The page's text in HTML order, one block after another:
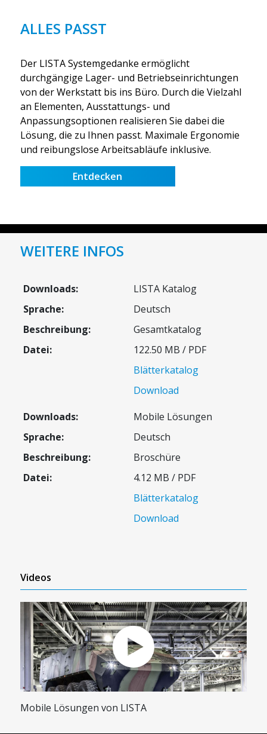
ALLES PASST
Der LISTA Systemgedanke ermöglicht
durchgängige Lager- und Betriebseinrichtungen
von der Werkstatt bis ins Büro. Durch die Vielzahl
an Elementen, Ausstattungs- und
Anpassungsoptionen realisieren Sie dabei die
Lösung, die zu Ihnen passt. Maximale Ergonomie
und reibungslose Arbeitsabläufe inklusive.
Entdecken
WEITERE INFOS
LISTA Katalog
Deutsch
Gesamtkatalog
122.50 MB / PDF
Blätterkatalog
Download
Mobile Lösungen
Deutsch
Broschüre
4.12 MB / PDF
Blätterkatalog
Download
Videos
Mobile Lösungen von LISTA